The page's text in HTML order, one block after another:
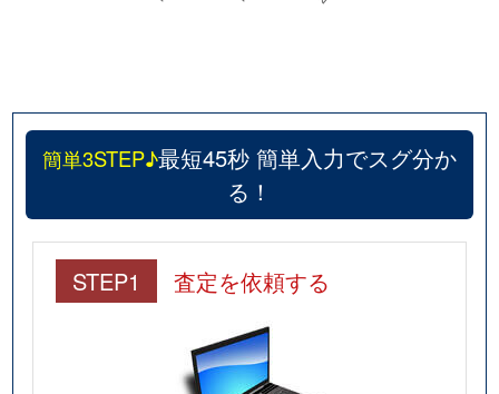
簡単3STEP♪最短45秒 簡単入力でスグ分か
る！
STEP1 査定を依頼する